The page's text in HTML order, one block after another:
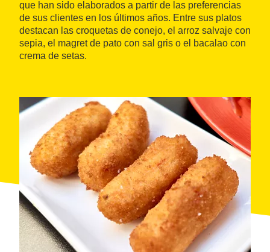
que han sido elaborados a partir de las preferencias
de sus clientes en los últimos años. Entre sus platos
destacan las croquetas de conejo, el arroz salvaje con
sepia, el magret de pato con sal gris o el bacalao con
crema de setas.